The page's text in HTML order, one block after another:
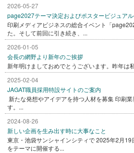
2026-05-27
page2027テーマ決定およびポスタービジュア
印刷メディアビジネスの総合イベント「
た。そして前回に引き続き、...
2026-01-05
会長の網野より新年のご挨拶
新年明けましておめでとうございます。昨年は
2025-02-04
JAGAT職員採用特設サイトのご案内
新たな発想やアイデアを持つ人材を募集 印刷
す。...
2024-08-26
新しい企画を生み出す時に大事なこと
東京・池袋サンシャインシティで 2025年2月19
をテーマに開催する...